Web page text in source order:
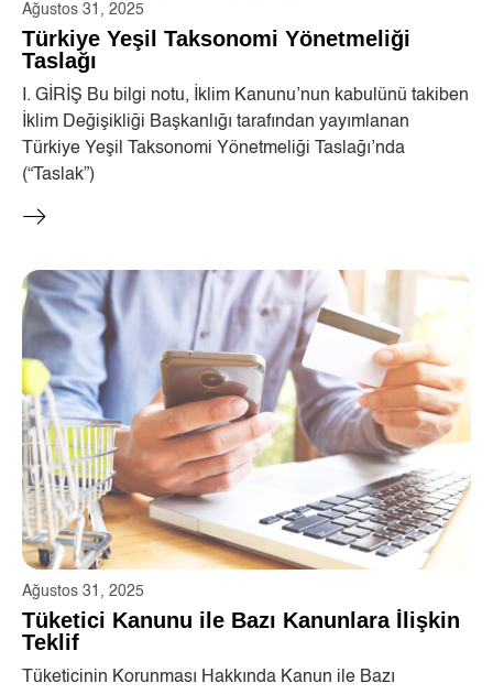
Ağustos 31, 2025
Türkiye Yeşil Taksonomi Yönetmeliği
Taslağı
I. GİRİŞ Bu bilgi notu, İklim Kanunu’nun kabulünü takiben
İklim Değişikliği Başkanlığı tarafından yayımlanan
Türkiye Yeşil Taksonomi Yönetmeliği Taslağı’nda
(“Taslak”)
Ağustos 31, 2025
Tüketici Kanunu ile Bazı Kanunlara İlişkin
Teklif
Tüketicinin Korunması Hakkında Kanun ile Bazı